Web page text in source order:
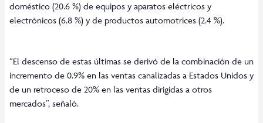
doméstico (20.6 %) de equipos y aparatos eléctricos y
electrónicos (6.8 %) y de productos automotrices (2.4 %).
“El descenso de estas últimas se derivó de la combinación de un
incremento de 0.9% en las ventas canalizadas a Estados Unidos y
de un retroceso de 20% en las ventas dirigidas a otros
mercados”, señaló.